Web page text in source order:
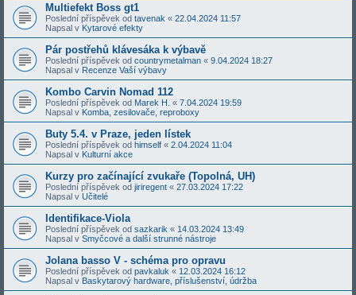
Multiefekt Boss gt1
Poslední příspěvek od tavenak « 22.04.2024 11:57
Napsal v Kytarové efekty
Pár postřehů klávesáka k výbavě
Poslední příspěvek od countrymetalman « 9.04.2024 18:27
Napsal v Recenze Vaší výbavy
Kombo Carvin Nomad 112
Poslední příspěvek od Marek H. « 7.04.2024 19:59
Napsal v Komba, zesilovače, reproboxy
Buty 5.4. v Praze, jeden lístek
Poslední příspěvek od himself « 2.04.2024 11:04
Napsal v Kulturní akce
Kurzy pro začínající zvukaře (Topolná, UH)
Poslední příspěvek od jiriregent « 27.03.2024 17:22
Napsal v Učitelé
Identifikace-Viola
Poslední příspěvek od sazkarik « 14.03.2024 13:49
Napsal v Smyčcové a další strunné nástroje
Jolana basso V - schéma pro opravu
Poslední příspěvek od pavkaluk « 12.03.2024 16:12
Napsal v Baskytarový hardware, příslušenství, údržba